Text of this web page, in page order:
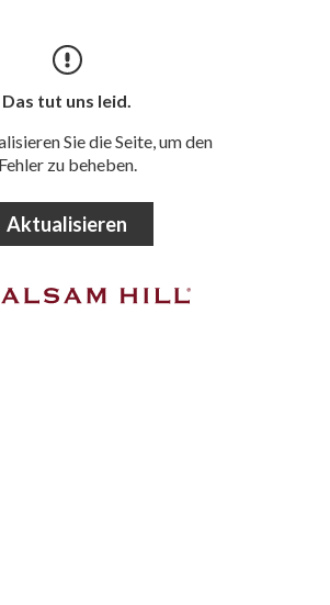
Das tut uns leid.
Sie die Seite, um den
Fehler zu beheben.
Aktualisieren